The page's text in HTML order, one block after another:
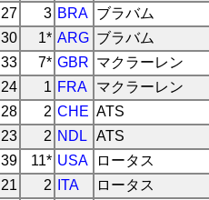
27 3 BRA ブラバム
30 1* ARG ブラバム
33 7* GBR マクラーレン
24 1 FRA
マクラーレン
28 2 CHE ATS
23 2 NDL
ATS
39 11* USA
ロータス
21 2 ITA
ロータス